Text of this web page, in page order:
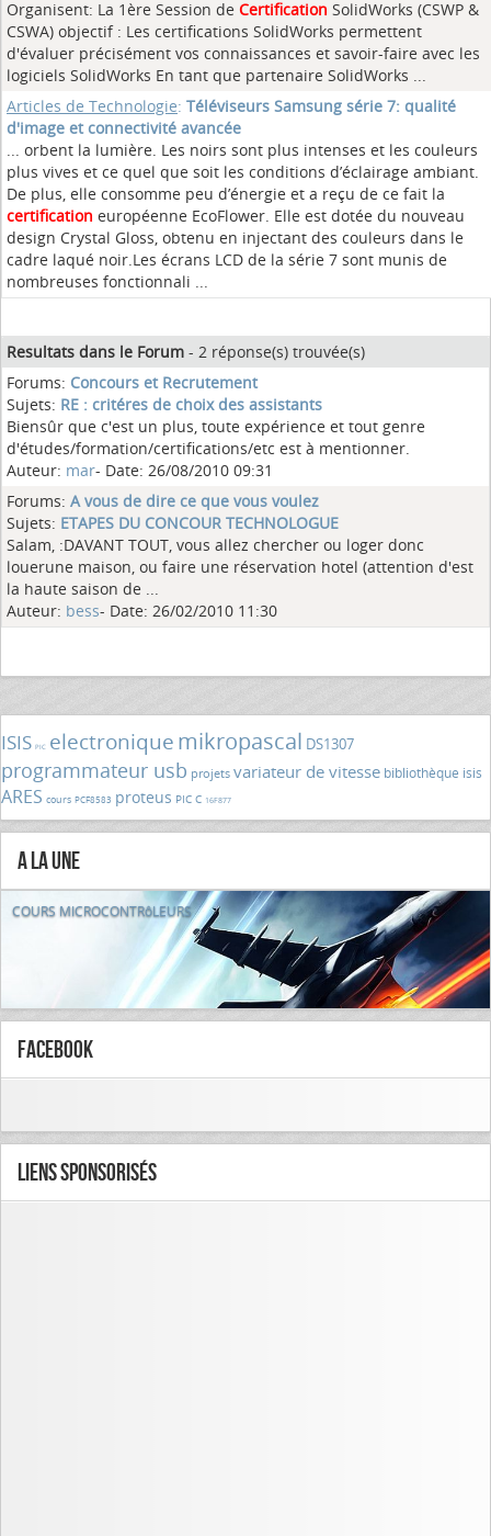
Organisent: La 1ère Session de Certification SolidWorks (CSWP &
CSWA) objectif : Les certifications SolidWorks permettent
d'évaluer précisément vos connaissances et savoir-faire avec les
logiciels SolidWorks En tant que partenaire SolidWorks ...
Articles de Technologie: Téléviseurs Samsung série 7: qualité
d'image et connectivité avancée
... orbent la lumière. Les noirs sont plus intenses et les couleurs
plus vives et ce quel que soit les conditions d’éclairage ambiant.
De plus, elle consomme peu d’énergie et a reçu de ce fait la
certification européenne EcoFlower. Elle est dotée du nouveau
design Crystal Gloss, obtenu en injectant des couleurs dans le
cadre laqué noir.Les écrans LCD de la série 7 sont munis de
nombreuses fonctionnali ...
Resultats dans le Forum - 2 réponse(s) trouvée(s)
Forums: Concours et Recrutement
Sujets: RE : critéres de choix des assistants
Biensûr que c'est un plus, toute expérience et tout genre
d'études/formation/certifications/etc est à mentionner.
Auteur: mar- Date: 26/08/2010 09:31
Forums: A vous de dire ce que vous voulez
Sujets: ETAPES DU CONCOUR TECHNOLOGUE
Salam, :DAVANT TOUT, vous allez chercher ou loger donc
louerune maison, ou faire une réservation hotel (attention d'est
la haute saison de ...
Auteur: bess- Date: 26/02/2010 11:30
ISIS PIC electroniquemikropascal DS1307
programmateur usb projets variateur de vitesse bibliothèque isis
ARES cours PCF8583 proteus PIC C 16F877
A la Une
COURS MICROCONTRôLEURS
FaceBook
Liens Sponsorisés